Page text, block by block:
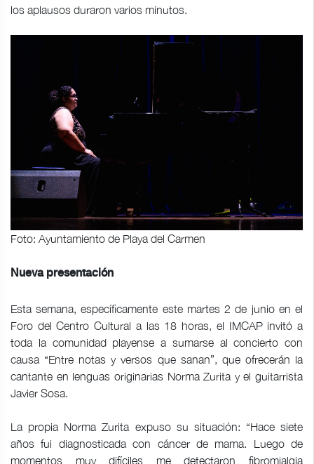
los aplausos duraron varios minutos.
Foto: Ayuntamiento de Playa del Carmen
Nueva presentación
Esta semana, específicamente este martes 2 de junio en el
Foro del Centro Cultural a las 18 horas, el IMCAP invitó a
toda la comunidad playense a sumarse al concierto con
causa “Entre notas y versos que sanan”, que ofrecerán la
cantante en lenguas originarias Norma Zurita y el guitarrista
Javier Sosa.
La propia Norma Zurita expuso su situación: “Hace siete
años fui diagnosticada con cáncer de mama. Luego de
momentos muy difíciles me detectaron fibromialgia